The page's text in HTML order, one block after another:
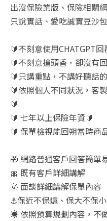
出沒保險業版、保險相關
只說實話、愛吃誠實豆沙
🔰不刻意使用CHATGPT
🔰不刻意搶頭香，卻沒有
🔰只講重點，不講好聽話
🔰依照個人不同狀況，客
🔰
🔰 七年以上保險年資🔰
🔰 保單檢視能回朔當時商
🎁 網路普通客戶回答簡單
🎀 既有客戶詳細講解
🌞 面談詳細講解保單內容
⚓保近不保遠、保大不保小
☀️ 依照預算規劃內容，不